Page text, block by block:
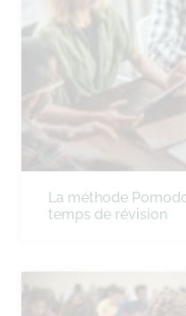
La méthode
temps de révision